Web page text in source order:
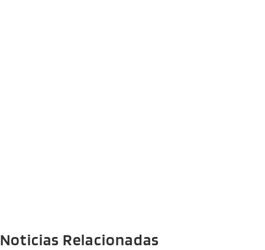
Noticias Relacionadas